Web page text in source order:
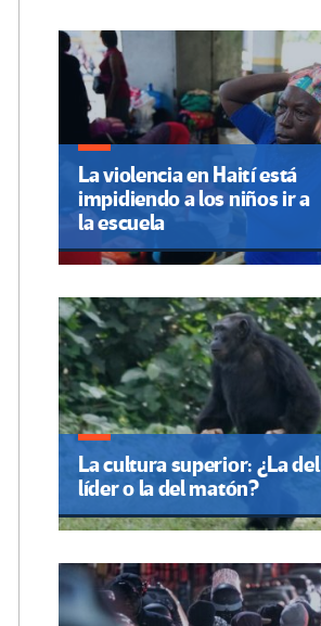
La violencia en Haití está
impidiendo a los niños ir a
la escuela
La cultura superior: ¿La del
líder o la del matón?